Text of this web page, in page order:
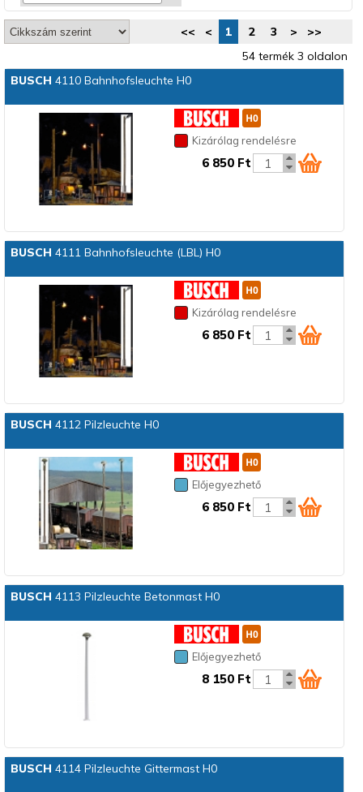
<< < 1 2 3 >
>>
54 termék 3 oldalon
BUSCH 4110 Bahnhofsleuchte H0
Kizárólag rendelésre
6 850 Ft
BUSCH 4111 Bahnhofsleuchte (LBL) H0
Kizárólag rendelésre
6 850 Ft
BUSCH 4112 Pilzleuchte H0
Előjegyezhető
6 850 Ft
BUSCH 4113 Pilzleuchte Betonmast H0
Előjegyezhető
8 150 Ft
BUSCH 4114 Pilzleuchte Gittermast H0